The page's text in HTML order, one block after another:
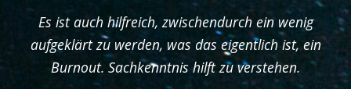
Es ist auch hilfreich, zwischendurch ein wenig
aufgeklärt zu werden, was das eigentlich ist, ein
Burnout. Sachkenntnis hilft zu verstehen.